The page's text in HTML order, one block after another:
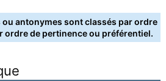
antonymes sont classés par ordre
ordre de pertinence ou préférentiel.